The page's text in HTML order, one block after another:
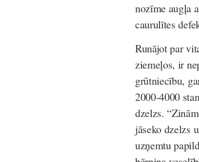
nozīme augļa
caurulītes
Runājot par
ziemeļos, ir
grūtniecību,
2000-4000
dzelzs.
jāseko dzelzs
uzņemtu